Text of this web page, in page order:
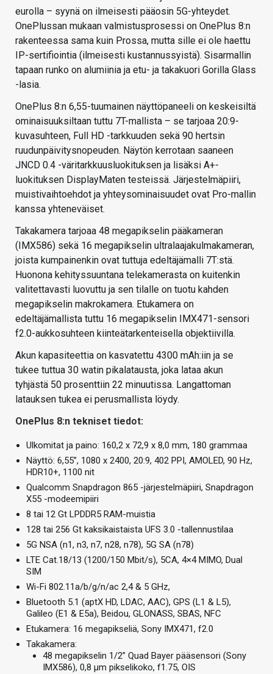
eurolla – syynä on ilmeisesti pääosin 5G-yhteydet.
OnePlussan mukaan valmistusprosessi on OnePlus 8:n
rakenteessa sama kuin Prossa, mutta sille ei ole haettu
IP-sertifiointia (ilmeisesti kustannussyistä). Sisarmallin
tapaan runko on alumiinia ja etu- ja takakuori Gorilla Glass
-lasia.
OnePlus 8:n 6,55-tuumainen näyttöpaneeli on keskeisiltä
ominaisuuksiltaan tuttu 7T-mallista – se tarjoaa 20:9-
kuvasuhteen, Full HD -tarkkuuden sekä 90 hertsin
ruudunpäivitysnopeuden. Näytön kerrotaan saaneen
JNCD 0.4 -väritarkkuusluokituksen ja lisäksi A+-
luokituksen DisplayMaten testeissä. Järjestelmäpiiri,
muistivaihtoehdot ja yhteysominaisuudet ovat Pro-mallin
kanssa yhteneväiset.
Takakamera tarjoaa 48 megapikselin pääkameran
(IMX586) sekä 16 megapikselin ultralaajakulmakameran,
joista kumpainenkin ovat tuttuja edeltäjämalli 7T:stä.
Huonona kehityssuuntana telekamerasta on kuitenkin
valitettavasti luovuttu ja sen tilalle on tuotu kahden
megapikselin makrokamera. Etukamera on
edeltäjämallista tuttu 16 megapikselin IMX471-sensori
f2.0-aukkosuhteen kiinteätarkenteisella objektiivilla.
Akun kapasiteettia on kasvatettu 4300 mAh:iin ja se
tukee tuttua 30 watin pikalatausta, joka lataa akun
tyhjästä 50 prosenttiin 22 minuutissa. Langattoman
latauksen tukea ei perusmallista löydy.
OnePlus 8:n tekniset tiedot:
Ulkomitat ja paino: 160,2 x 72,9 x 8,0 mm, 180 grammaa
Näyttö: 6,55”, 1080 x 2400, 20:9, 402 PPI, AMOLED, 90 Hz,
HDR10+, 1100 nit
Qualcomm Snapdragon 865 -järjestelmäpiiri, Snapdragon
X55 -modeemipiiri
8 tai 12 Gt LPDDR5 RAM-muistia
128 tai 256 Gt kaksikaistaista UFS 3.0 -tallennustilaa
5G NSA (n1, n3, n7, n28, n78), 5G SA (n78)
LTE Cat.18/13 (1200/150 Mbit/s), 5CA, 4×4 MIMO, Dual
SIM
Wi-Fi 802.11a/b/g/n/ac 2,4 & 5 GHz,
Bluetooth 5.1 (aptX HD, LDAC, AAC), GPS (L1 & L5),
Galileo (E1 & E5a), Beidou, GLONASS, SBAS, NFC
Etukamera: 16 megapikseliä, Sony IMX471, f2.0
Takakamera:
48 megapikselin 1/2” Quad Bayer pääsensori (Sony
IMX586), 0,8 µm pikselikoko, f1.75, OIS